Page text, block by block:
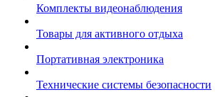
Комплекты видеонаблюдения
Товары для активного отдыха
Портативная электроника
Технические системы безопасности